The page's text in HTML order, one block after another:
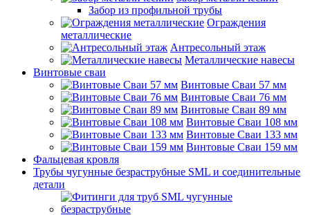
Забор из профильной трубы
Ограждения
металлические
Антресольный этаж
Металлические навесы
Винтовые сваи
Винтовые Сваи 57 мм
Винтовые Сваи 76 мм
Винтовые Сваи 89 мм
Винтовые Сваи 108 мм
Винтовые Сваи 133 мм
Винтовые Сваи 159 мм
Фальцевая кровля
Трубы чугунные безраструбные SML и соединительные
детали